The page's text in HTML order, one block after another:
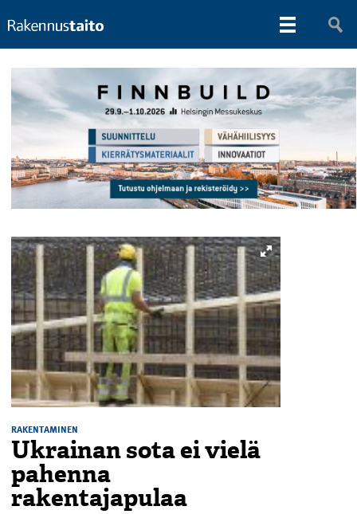
RAKENTAMINEN
Ukrainan sota ei vielä
pahenna
rakentajapulaa